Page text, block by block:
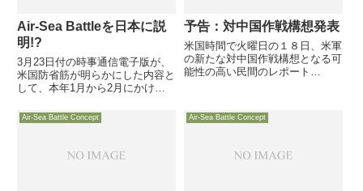
Air-Sea Battleを日本に説
明!?
3月23日付の時事通信電子版が、
米国防省筋が明らかにした内容と
して、本年1月から2月にかけて
「Air-Sea Battle（ASB）」を正
式に説明したと報じました。
予告：対中国作戦構想発表
米国時間で火曜日の１８日、米軍
の新たな対中国作戦構想となる可
能性の高い民間のレポート
CSBAから発表されます。発表イ
ベントは米議会上院で、民主党の
り行われます。
Air-Sea Battle Concept Air-Sea Battle Concept